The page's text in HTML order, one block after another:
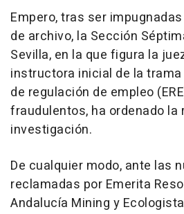
Empero, tras ser
de archivo, la Sección
Sevilla, en la que figura la
instructora inicial de la
de regulación de empleo
fraudulentos, ha ordenado la
investigación.
De cualquier modo, ante las
reclamadas por Emerita
Andalucía Mining y